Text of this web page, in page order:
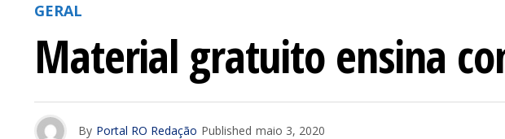
GERAL
Material gratuito ensina
By Portal RO Redação Published maio 3, 2020